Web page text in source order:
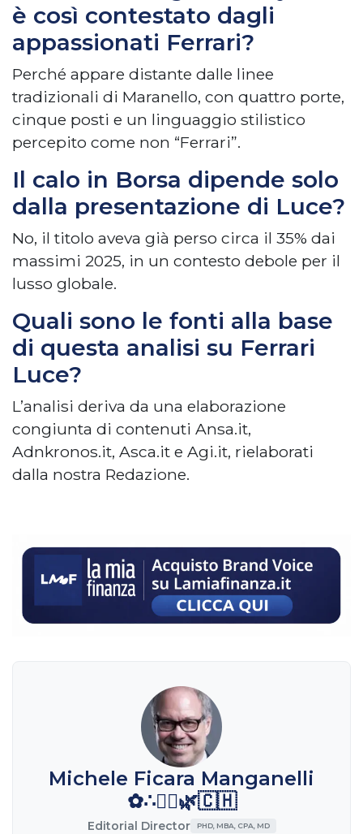
è così contestato dagli
appassionati Ferrari?
Perché appare distante dalle linee
tradizionali di Maranello, con quattro porte,
cinque posti e un linguaggio stilistico
percepito come non “Ferrari”.
Il calo in Borsa dipende solo
dalla presentazione di Luce?
No, il titolo aveva già perso circa il 35% dai
massimi 2025, in un contesto debole per il
lusso globale.
Quali sono le fonti alla base
di questa analisi su Ferrari
Luce?
L’analisi deriva da una elaborazione
congiunta di contenuti Ansa.it,
Adnkronos.it, Asca.it e Agi.it, rielaborati
dalla nostra Redazione.
Michele Ficara Manganelli
✿∴♛🌿🇨🇭
Editorial Director PHD, MBA, CPA, MD